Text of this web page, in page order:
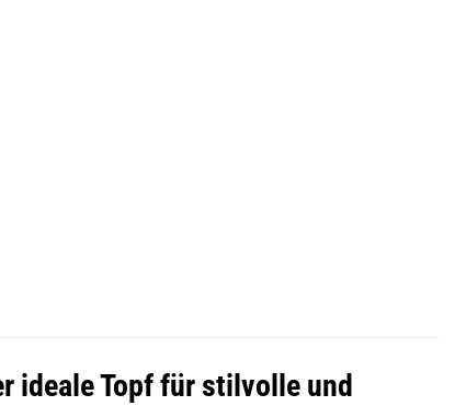
ideale Topf für stilvolle und